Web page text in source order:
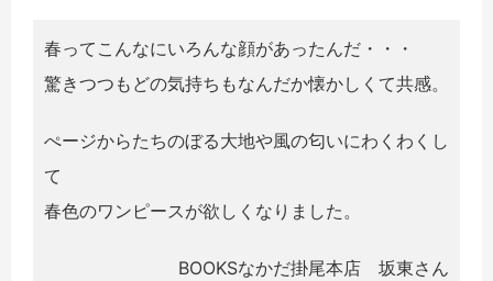
春ってこんなにいろんな顔があったんだ・・・
驚きつつもどの気持ちもなんだか懐かしくて共感。
ぺージからたちのぼる大地や風の匂いにわくわくし
て
春色のワンピースが欲しくなりました。
BOOKSなかだ掛尾本店 坂東さん